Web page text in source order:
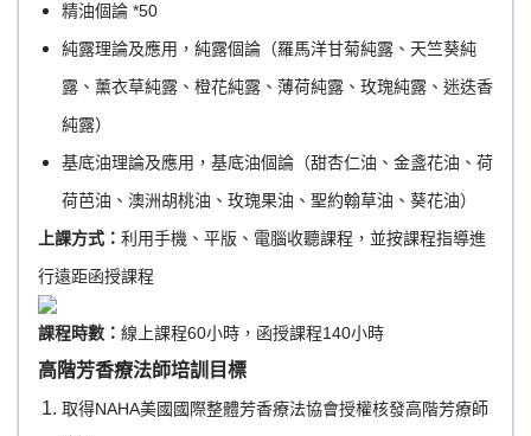
精油個論 *50
純露理論及應用，純露個論（羅馬洋甘菊純露、天竺葵純
露、薰衣草純露、橙花純露、薄荷純露、玫瑰純露、迷迭香
純露）
基底油理論及應用，基底油個論（甜杏仁油、金盞花油、荷
荷芭油、澳洲胡桃油、玫瑰果油、聖約翰草油、葵花油）
上課方式： 利用手機、平版、電腦收聽課程，並按課程指導進
行遠距函授課程
課程時數： 線上課程60小時，函授課程140小時
高階芳香療法師培訓目標
取得NAHA美國國際整體芳香療法協會授權核發高階芳療師